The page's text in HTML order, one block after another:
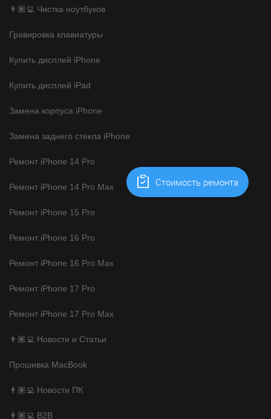
👨🏽‍💻 Чистка ноутбуков
Гравировка клавиатуры
Купить дисплей iPhone
Купить дисплей iPad
Замена корпуса iPhone
Замена заднего стекла iPhone
Ремонт iPhone 14 Pro
Ремонт iPhone 14 Pro Max
Ремонт iPhone 15 Pro
Ремонт iPhone 16 Pro
Ремонт iPhone 16 Pro Max
Ремонт iPhone 17 Pro
Ремонт iPhone 17 Pro Max
👨🏽‍💻 Новости и Статьи
Прошивка MacBook
👨🏽‍💻 Новости ПК
👨🏽‍💻 B2B
Cтоимость ремонта